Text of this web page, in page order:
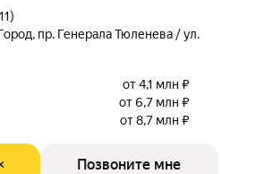
пр. Генерала Тюленева / ул.
от 4,1 млн ₽
от 6,7 млн ₽
от 8,7 млн ₽
Позвоните мне